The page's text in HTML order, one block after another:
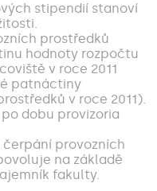
stipendií stanoví
prostředků
hodnoty rozpočtu
v roce 2011
patnáctiny
v roce 2011).
dobu provizoria
provozních
na základě
fakulty.